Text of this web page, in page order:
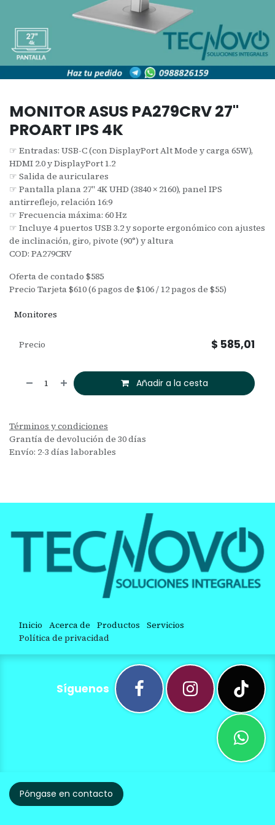
MONITOR ASUS PA279CRV 27"
PROART IPS 4K
☞ Entradas: USB-C (con DisplayPort Alt Mode y carga 65W),
HDMI 2.0 y DisplayPort 1.2
☞ Salida de auriculares
☞ Pantalla plana 27" 4K UHD (3840 × 2160), panel IPS
antirreflejo, relación 16:9
☞ Frecuencia máxima: 60 Hz
☞ Incluye 4 puertos USB 3.2 y soporte ergonómico con ajustes
de inclinación, giro, pivote (90°) y altura
COD: PA279CRV
Oferta de contado $585
Precio Tarjeta $610 (6 pagos de $106 / 12 pagos de $55)
Monitores
Añadir a la cesta
Precio $ 585,01
Términos y condiciones
Grantía de devolución de 30 días
Envío: 2-3 días laborables
Inicio Acerca de Productos Servicios
Política de privacidad
Síguenos
Póngase en contacto